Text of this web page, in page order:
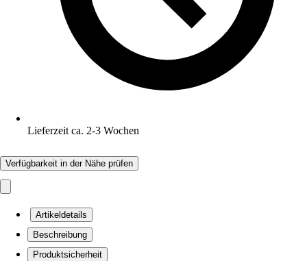
Lieferzeit ca. 2-3 Wochen
Verfügbarkeit in der Nähe prüfen
Artikeldetails
Beschreibung
Produktsicherheit